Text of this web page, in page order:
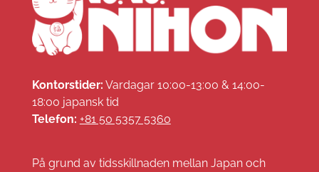
Kontorstider: Vardagar 10:00-13:00 & 14:00-
18:00 japansk tid
Telefon: +81 50 5357 5360
På grund av tidsskillnaden mellan Japan och